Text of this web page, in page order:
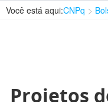
Você está aqui:CNPq
Projetos